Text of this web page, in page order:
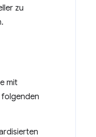
zu
mit
folgenden